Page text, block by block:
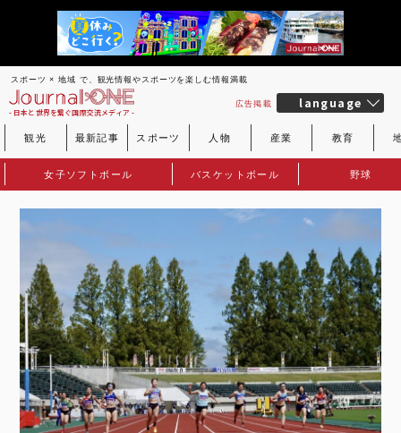
スポーツ × 地域 で、観光情報やスポーツを楽しむ情報満載
- 日本と世界を繋ぐ国際交流メディア -
広告掲載 language
観光 最新記事 スポーツ 人物 産業 教育
女子ソフトボール バスケットボール 野球